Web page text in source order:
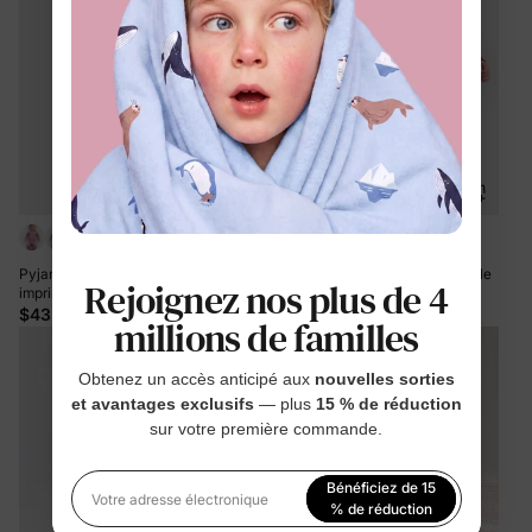
+1
Pyjama bébé garçon/fille en laine à
imprimé végétal, fermeture éclair,
coupe ajustée, bleu clair
$43.99
+7
Pyjamas en bambou pour bébé/fille
avec imprimé enfantin (ajusté)
Rouge
$22.99
Rejoignez nos plus de 4
millions de familles
Obtenez un accès anticipé aux nouvelles sorties
et avantages exclusifs — plus 15 % de réduction
sur votre première commande.
Votre adresse électronique
Bénéficiez de 15
% de réduction